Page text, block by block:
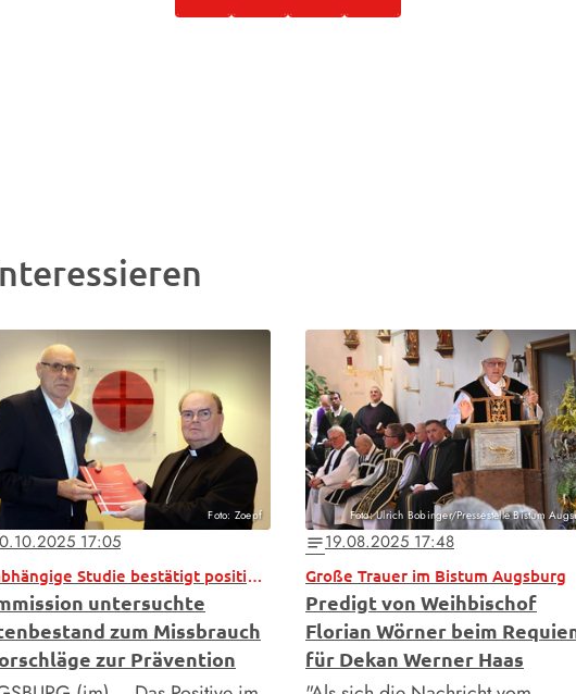
Foto: Zoepf
17:05
Unabhängige Studie bestätigt positive Entwicklung
untersuchte
zum Missbrauch
zur Prävention
Foto: Ulrich Bobinger/Pressestelle Bistum
notes19.08.2025 17:48
Große Trauer im Bistum Augsburg
Predigt von Weihbischof
Florian Wörner beim
für Dekan Werner Haas